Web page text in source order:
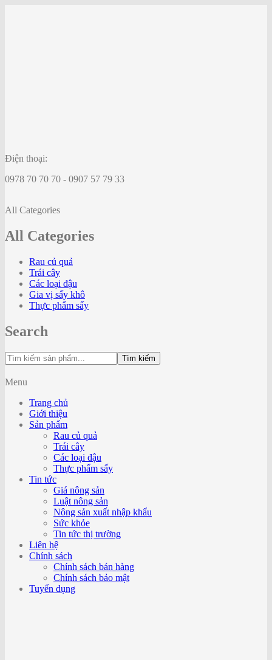
Điện thoại:
0978 70 70 70 - 0907 57 79 33
All Categories
All Categories
Rau củ quả
Trái cây
Các loại đậu
Gia vị sấy khô
Thực phẩm sấy
Search
Tìm kiếm
Menu
Trang chủ
Giới thiệu
Sản phẩm
Rau củ quả
Trái cây
Các loại đậu
Thực phẩm sấy
Tin tức
Giá nông sản
Luật nông sản
Nông sản xuất nhập khẩu
Sức khỏe
Tin tức thị trường
Liên hệ
Chính sách
Chính sách bán hàng
Chính sách bảo mật
Tuyển dụng